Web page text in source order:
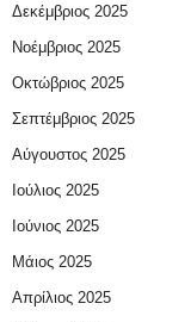
Δεκέμβριος 2025
Νοέμβριος 2025
Οκτώβριος 2025
Σεπτέμβριος 2025
Αύγουστος 2025
Ιούλιος 2025
Ιούνιος 2025
Μάιος 2025
Απρίλιος 2025